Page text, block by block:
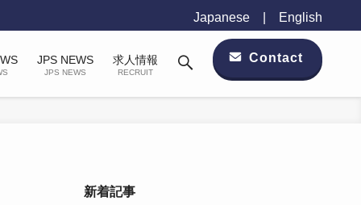
Japanese English
JPS NEWS
JPS NEWS
求人情報
RECRUIT
Contact
新着記事